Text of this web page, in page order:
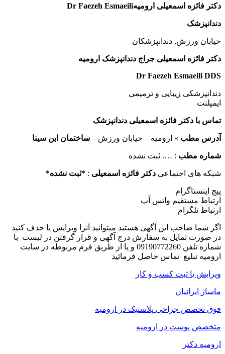
دکتر فائزه اسمعیلی ارومیهDr Faezeh Esmaeili
دندانپزشک
خیابان ورزش, دندانپزشکان
دکتر فائزه اسمعیلی جراج دندانپزشک ارومیه
Dr Faezeh Esmaeili DDS
دندانپزشکی زیبایی و ترمیمی
ایمپلنت
تماس با دکتر فائزه اسمعیلی دندانپزشک
آدرس مطب» ارومیه – خیابان ورزش – ساختمان ابن سینا
شماره مطب: …. ثبت نشده
شبکه های اجتماعی دکتر فائزه اسمعیلی :
* ثبت نشده*
پیج اینستاگرام
ارتباط مستقیم واتس آپ
ارتباط تلگرام
اگر شما صاحب این آگهی هستید میتوانید آنرا ویرایش یا حذف کنید
در صورت تمایل به سفارش درج آگهی و قرار گرفتن در لیست با
شماره تلفن 09190772260 و یا از طریق فرم مربوطه در سایت
ارومیه تبلیغ تماس حاصل فرمائید
ویرایش یا ثبت کسب و کار
ماساژ ایرانیان
فوق تخصص جراحی پلاستیک در ارومیه
متخصص پوست در ارومیه
ارومیه دکتر